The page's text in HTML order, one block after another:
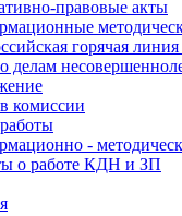
правовые акты
горячая
делам
комиссии
-
о работе КДН и ЗП